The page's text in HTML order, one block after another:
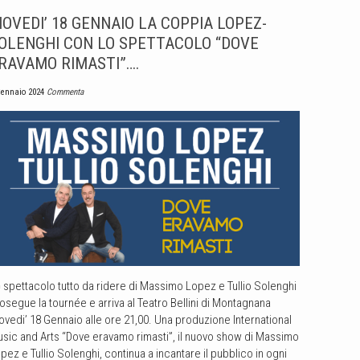
18 GENNAIO LA COPPIA LOPEZ-
CON LO SPETTACOLO “DOVE
RIMASTI”….
2024 Commenta
spettacolo tutto da ridere di Massimo Lopez e Tullio Solenghi
la tournée e arriva al Teatro Bellini di Montagnana
18 Gennaio alle ore 21,00. Una produzione International
and Arts “Dove eravamo rimasti”, il nuovo show di Massimo
e Tullio Solenghi, continua a incantare il pubblico in ogni